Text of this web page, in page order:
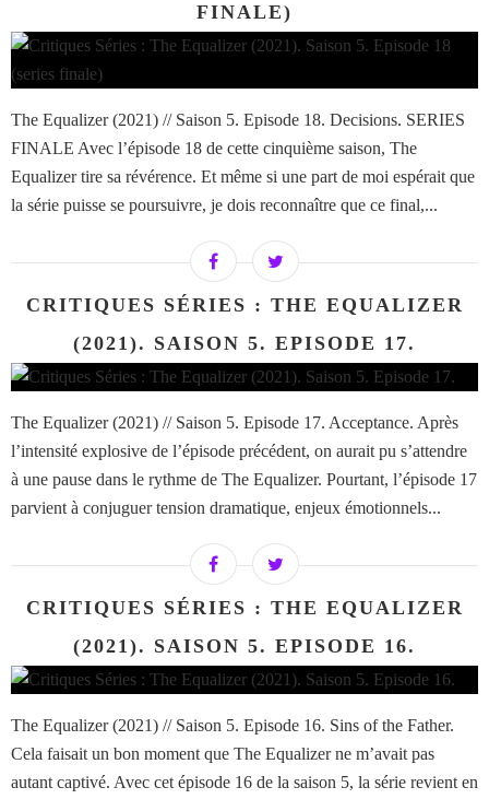
FINALE)
The Equalizer (2021) // Saison 5. Episode 18. Decisions. SERIES
FINALE Avec l’épisode 18 de cette cinquième saison, The
Equalizer tire sa révérence. Et même si une part de moi espérait que
la série puisse se poursuivre, je dois reconnaître que ce final,...
CRITIQUES SÉRIES : THE EQUALIZER
(2021). SAISON 5. EPISODE 17.
The Equalizer (2021) // Saison 5. Episode 17. Acceptance. Après
l’intensité explosive de l’épisode précédent, on aurait pu s’attendre
à une pause dans le rythme de The Equalizer. Pourtant, l’épisode 17
parvient à conjuguer tension dramatique, enjeux émotionnels...
CRITIQUES SÉRIES : THE EQUALIZER
(2021). SAISON 5. EPISODE 16.
The Equalizer (2021) // Saison 5. Episode 16. Sins of the Father.
Cela faisait un bon moment que The Equalizer ne m’avait pas
autant captivé. Avec cet épisode 16 de la saison 5, la série revient en